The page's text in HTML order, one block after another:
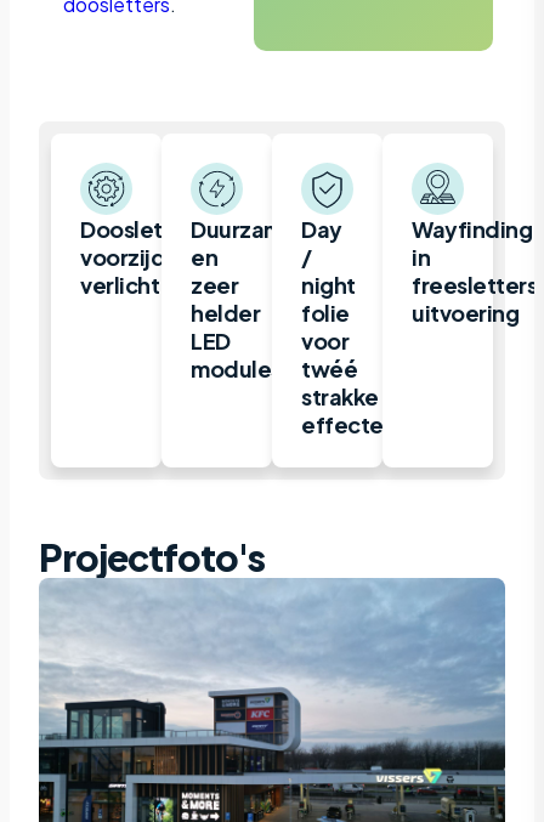
Doosletter,
voorzijde
verlicht
Duurzame
en
zeer
helder
LED
modules
Day
/
night
folie
voor
twéé
strakke
effecten
Wayfinding
in
freesletters
uitvoering
Projectfoto's